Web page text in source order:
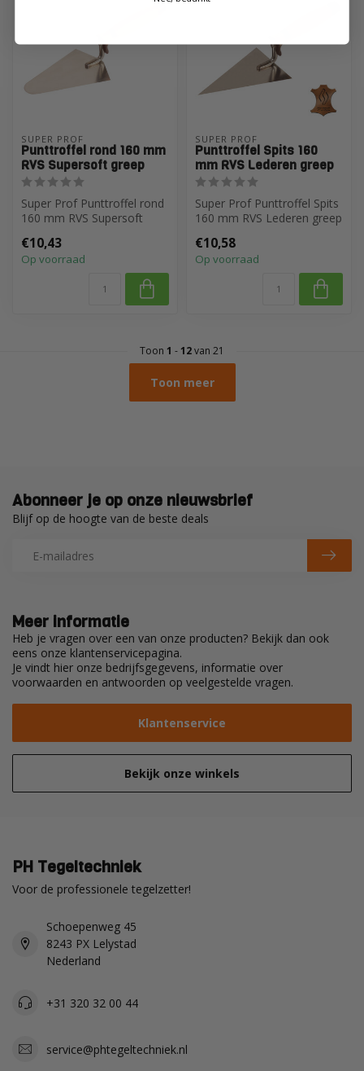
SUPER PROF
Punttroffel rond 160 mm
RVS Supersoft greep
Super Prof Punttroffel rond
160 mm RVS Supersoft
€10,43
Op voorraad
SUPER PROF
Punttroffel Spits 160
mm RVS Lederen greep
Super Prof Punttroffel Spits
160 mm RVS Lederen greep
€10,58
Op voorraad
Toon 1 -12van 21
Toon meer
Meer informatie
Heb je vragen over een van onze producten? Bekijk dan ook
eens onze klantenservicepagina.
Je vindt hier onze bedrijfsgegevens, informatie over
voorwaarden en antwoorden op veelgestelde vragen.
Klantenservice
Bekijk onze winkels
Abonneer je op onze nieuwsbrief
Blijf op de hoogte van de beste deals
PH Tegeltechniek
Voor de professionele tegelzetter!
Schoepenweg 45
8243 PX Lelystad
Nederland
+31 320 32 00 44
service@phtegeltechniek.nl